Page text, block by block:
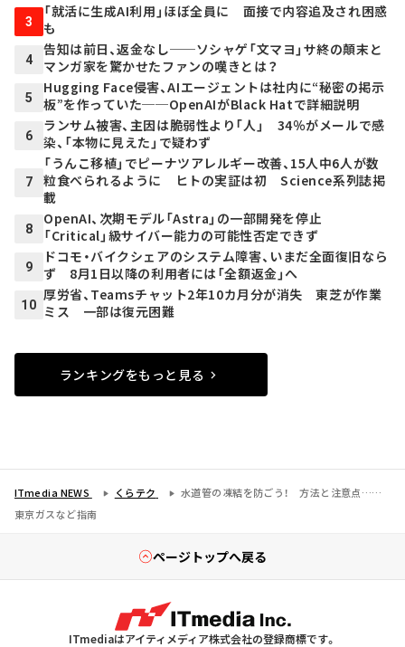
3
「就活に生成AI利用」ほぼ全員に 面接で内容追及され困惑
も
4
告知は前日、返金なし──ソシャゲ「文マヨ」サ終の顛末と
マンガ家を驚かせたファンの嘆きとは？
5
Hugging Face侵害、AIエージェントは社内に“秘密の掲示
板”を作っていた──OpenAIがBlack Hatで詳細説明
6
ランサム被害、主因は脆弱性より「人」 34％がメールで感
染、「本物に見えた」で疑わず
7
「うんこ移植」でピーナツアレルギー改善、15人中6人が数
粒食べられるように ヒトの実証は初 Science系列誌掲
載
8
OpenAI、次期モデル「Astra」の一部開発を停止
「Critical」級サイバー能力の可能性否定できず
9
ドコモ・バイクシェアのシステム障害、いまだ全面復旧なら
ず 8月1日以降の利用者には「全額返金」へ
10
厚労省、Teamsチャット2年10カ月分が消失 東芝が作業
ミス 一部は復元困難
ランキングをもっと見る
ITmedia NEWS くらテク
水道管の凍結を防ごう！ 方法と注意点……
東京ガスなど指南
ページトップへ戻る
ITmediaはアイティメディア株式会社の登録商標です。